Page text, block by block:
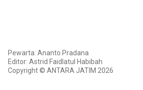
Pewarta: Ananto Pradana
Editor: Astrid Faidlatul Habibah
Copyright © ANTARA JATIM 2026